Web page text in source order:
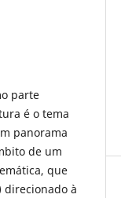
parte
é o tema
panorama
de um
que
direcionado à